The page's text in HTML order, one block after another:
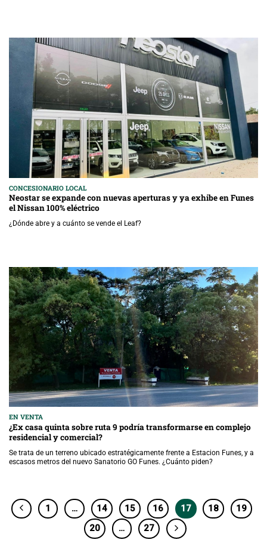
CONCESIONARIO LOCAL
Neostar se expande con nuevas aperturas y ya exhibe en Funes
el Nissan 100% eléctrico
¿Dónde abre y a cuánto se vende el Leaf?
EN VENTA
¿Ex casa quinta sobre ruta 9 podría transformarse en complejo
residencial y comercial?
Se trata de un terreno ubicado estratégicamente frente a Estacion Funes, y a
escasos metros del nuevo Sanatorio GO Funes. ¿Cuánto piden?
1 … 14 15 16 17 18
19
20
… 27